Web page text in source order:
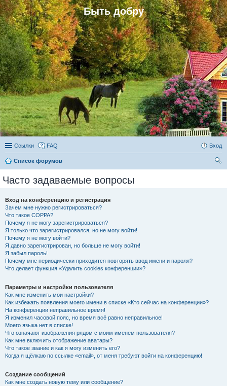
Быть добру
Ссылки FAQ Вход
Список форумов
Часто задаваемые вопросы
Вход на конференцию и регистрация
Зачем мне нужно регистрироваться?
Что такое COPPA?
Почему я не могу зарегистрироваться?
Я только что зарегистрировался, но не могу войти!
Почему я не могу войти?
Я давно зарегистрирован, но больше не могу войти!
Я забыл пароль!
Почему мне периодически приходится повторять ввод имени и пароля?
Что делает функция «Удалить cookies конференции»?
Параметры и настройки пользователя
Как мне изменить мои настройки?
Как избежать появления моего имени в списке «Кто сейчас на конференции»?
На конференции неправильное время!
Я изменил часовой пояс, но время всё равно неправильное!
Моего языка нет в списке!
Что означают изображения рядом с моим именем пользователя?
Как мне включить отображение аватары?
Что такое звание и как я могу изменить его?
Когда я щёлкаю по ссылке «email», от меня требуют войти на конференцию!
Создание сообщений
Как мне создать новую тему или сообщение?